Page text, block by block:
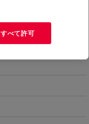
すべて許可